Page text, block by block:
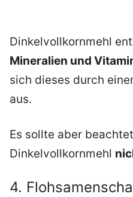
Dinkelvollkornmehl
Mineralien und
sich dieses durch
aus.
Es sollte aber
Dinkelvollkornmehl
4.